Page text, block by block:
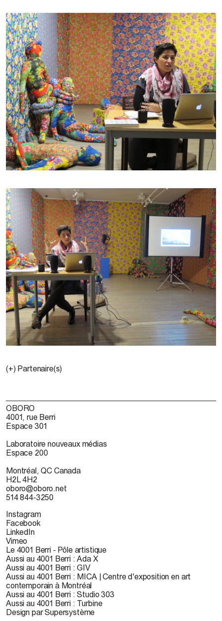
(+) Partenaire(s)
OBORO
4001, rue Berri
Espace 301
Laboratoire nouveaux médias
Espace 200
Montréal, QC Canada
H2L 4H2
oboro@oboro.net
514 844-3250
Instagram
Facebook
LinkedIn
Vimeo
Le 4001 Berri - Pôle artistique
Aussi au 4001 Berri : Ada X
Aussi au 4001 Berri : GIV
Aussi au 4001 Berri : MICA | Centre d'exposition en art
contemporain à Montréal
Aussi au 4001 Berri : Studio 303
Aussi au 4001 Berri : Turbine
Design par Supersystème